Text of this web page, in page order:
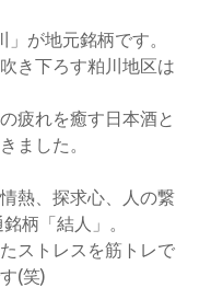
が地元銘柄です。
き下ろす粕川地区は
疲れを癒す日本酒と
ました。
熱、探求心、人の繋
柄「結人」。
ストレスを筋トレで
(笑)